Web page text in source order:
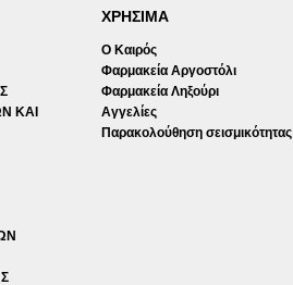
ΚΑΙ
ΧΡΗΣΙΜΑ
Ο Καιρός
Φαρμακεία Αργοστόλι
Φαρμακεία Ληξούρι
Αγγελίες
Παρακολούθηση σεισμικότητας